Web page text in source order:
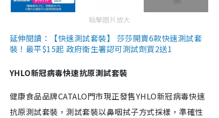
點擊圖片放大
延伸閱讀：【快速測試套裝】 莎莎開賣6款快速測試套
裝！最平$15起 政府衛生署認可測試劑買2送1
YHLO新冠病毒快速抗原測試套裝
健康食品品牌CATALO門市現正發售YHLO新冠病毒快速
抗原測試套裝，測試套裝以鼻咽拭子方式採樣，準確性